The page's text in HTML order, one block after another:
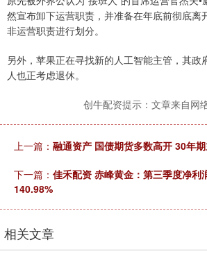
然宣布卸下运营职责，并准备在年底前彻底离
非运营职责进行划分。
另外，苹果正在寻找新的人工智能主管，其政
人也正考虑退休。
创牛配资提示：文章来自网
上一篇： 融通资产 国债期货多数高开 30年
下一篇： 佳禾配资 赤峰黄金：第三季度净利
140.98%
相关文章